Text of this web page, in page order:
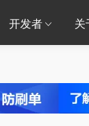
开发者 关